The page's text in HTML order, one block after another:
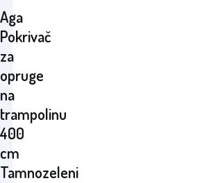
Aga
Pokrivač
za
opruge
na
trampolinu
400
cm
Tamnozeleni